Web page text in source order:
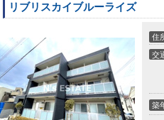
リブリスカイブルーライズ
住
交
築